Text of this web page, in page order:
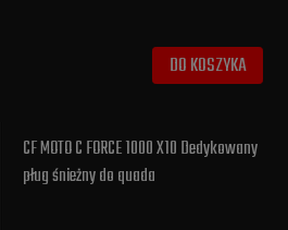
DO KOSZYKA
CF MOTO C FORCE 1000 X10 Dedykowany
pług śnieżny do quada